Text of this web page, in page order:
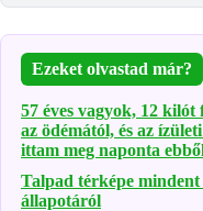
Ezeket olvastad már?
57 éves vagyok, 12
az ödémától, és az
ittam meg naponta
Talpad térképe mindent
állapotáról